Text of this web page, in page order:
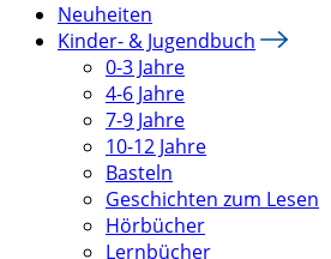
Neuheiten
Kinder- & Jugendbuch
0-3 Jahre
4-6 Jahre
7-9 Jahre
10-12 Jahre
Basteln
Geschichten zum Lesen
Hörbücher
Lernbücher